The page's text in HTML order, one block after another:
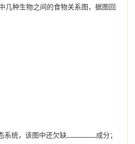
几种生物之间的食物关系图，据图回
系统，该图中还欠缺
成分；